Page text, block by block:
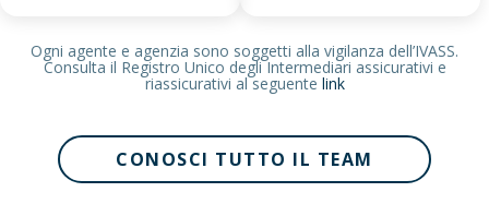
Ogni agente e agenzia sono soggetti alla vigilanza dell’IVASS.
Consulta il Registro Unico degli Intermediari assicurativi e
riassicurativi al seguente link
CONOSCI TUTTO IL TEAM